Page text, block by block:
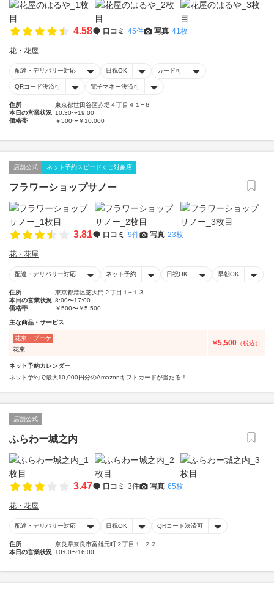
4.58 口コミ 45件 写真 41枚
花・花屋
配達・デリバリー対応 日祝OK カード可
QRコード決済可 電子マネー決済可
住所
東京都世田谷区赤堤４丁目４１−６
本日の営業状況 10:30〜19:00
価格帯
￥500〜￥10,000
店舗公式 ネット予約スピードくじ対象店
フラワーショップサノー
3.81 口コミ 9件 写真 23枚
花・花屋
配達・デリバリー対応 ネット予約 日祝OK 早朝OK
住所
東京都港区芝大門２丁目１−１３
本日の営業状況 8:00〜17:00
価格帯
￥500〜￥5,500
主な商品・サービス
花束・ブーケ
花束
￥5,500 （税込）
ネット予約カレンダー
ネット予約で最大10,000円分のAmazonギフトカードが当たる！
店舗公式
ふらわー城之内
3.47 口コミ 3件 写真 65枚
花・花屋
配達・デリバリー対応 日祝OK QRコード決済可
住所
奈良県奈良市富雄元町２丁目１−２２
本日の営業状況 10:00〜16:00